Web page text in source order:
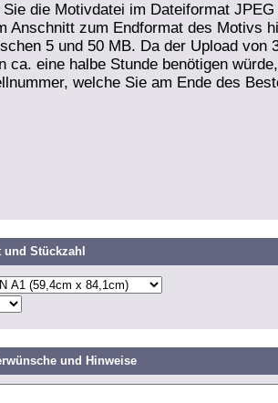
die Motivdatei im Dateiformat
Anschnitt zum Endformat des Motivs
5 und 50 MB. Da der Upload von
ca. eine halbe Stunde benötigen
welche Sie am Ende des
und Stückzahl
und Hinweise